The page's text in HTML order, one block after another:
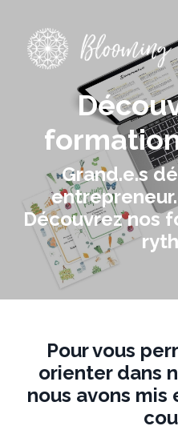
Grand.e.s
Découvrez nos
Pour vous
orienter dans
nous avons mis